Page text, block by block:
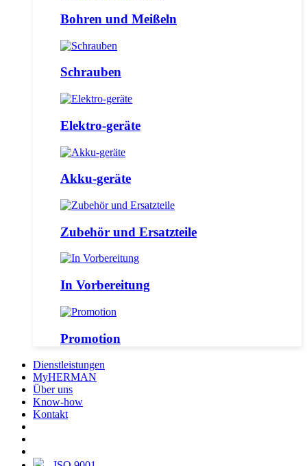
Bohren und Meißeln
Schrauben
Elektro-geräte
Akku-geräte
Zubehör und Ersatzteile
In Vorbereitung
Promotion
Dienstleistungen
MyHERMAN
Über uns
Know-how
Kontakt